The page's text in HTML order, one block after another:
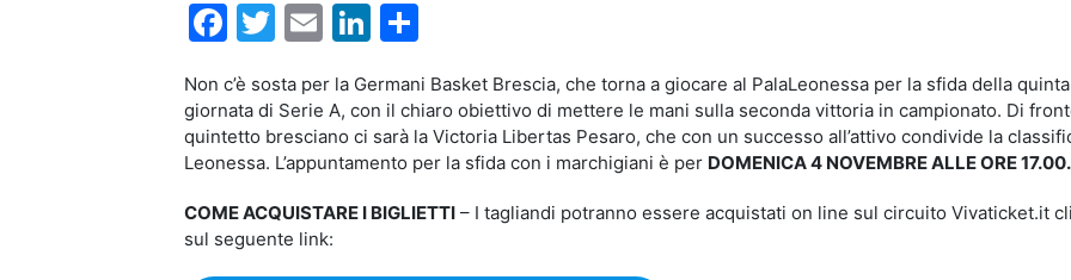
Facebook
Twitter
EmailLinkedIn
Non c’è sosta per la Germani Basket Brescia, che torna a giocare al PalaLeonessa per la sfida della quinta
giornata di Serie A, con il chiaro obiettivo di mettere le mani sulla seconda vittoria in campionato. Di
quintetto bresciano ci sarà la Victoria Libertas Pesaro, che con un successo all’attivo condivide la
Leonessa. L’appuntamento per la sfida con i marchigiani è per DOMENICA 4 NOVEMBRE ALLE ORE 17.00.
COME ACQUISTARE I BIGLIETTI – I tagliandi potranno essere acquistati on line sul circuito Vivaticket.it
sul seguente link: